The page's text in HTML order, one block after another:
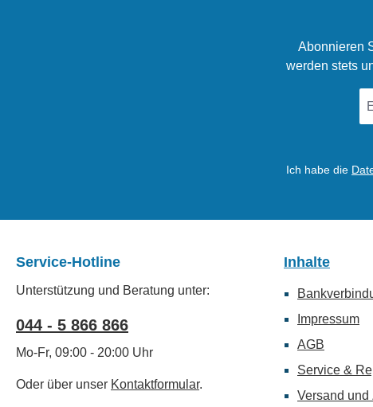
Abonnieren
werden stets
Ich habe die
Service-Hotline
Unterstützung und Beratung unter:
044 - 5 866 866
Mo-Fr, 09:00 - 20:00 Uhr
Oder über unser Kontaktformular.
Inhalte
Impressum
AGB
Service &
Versand